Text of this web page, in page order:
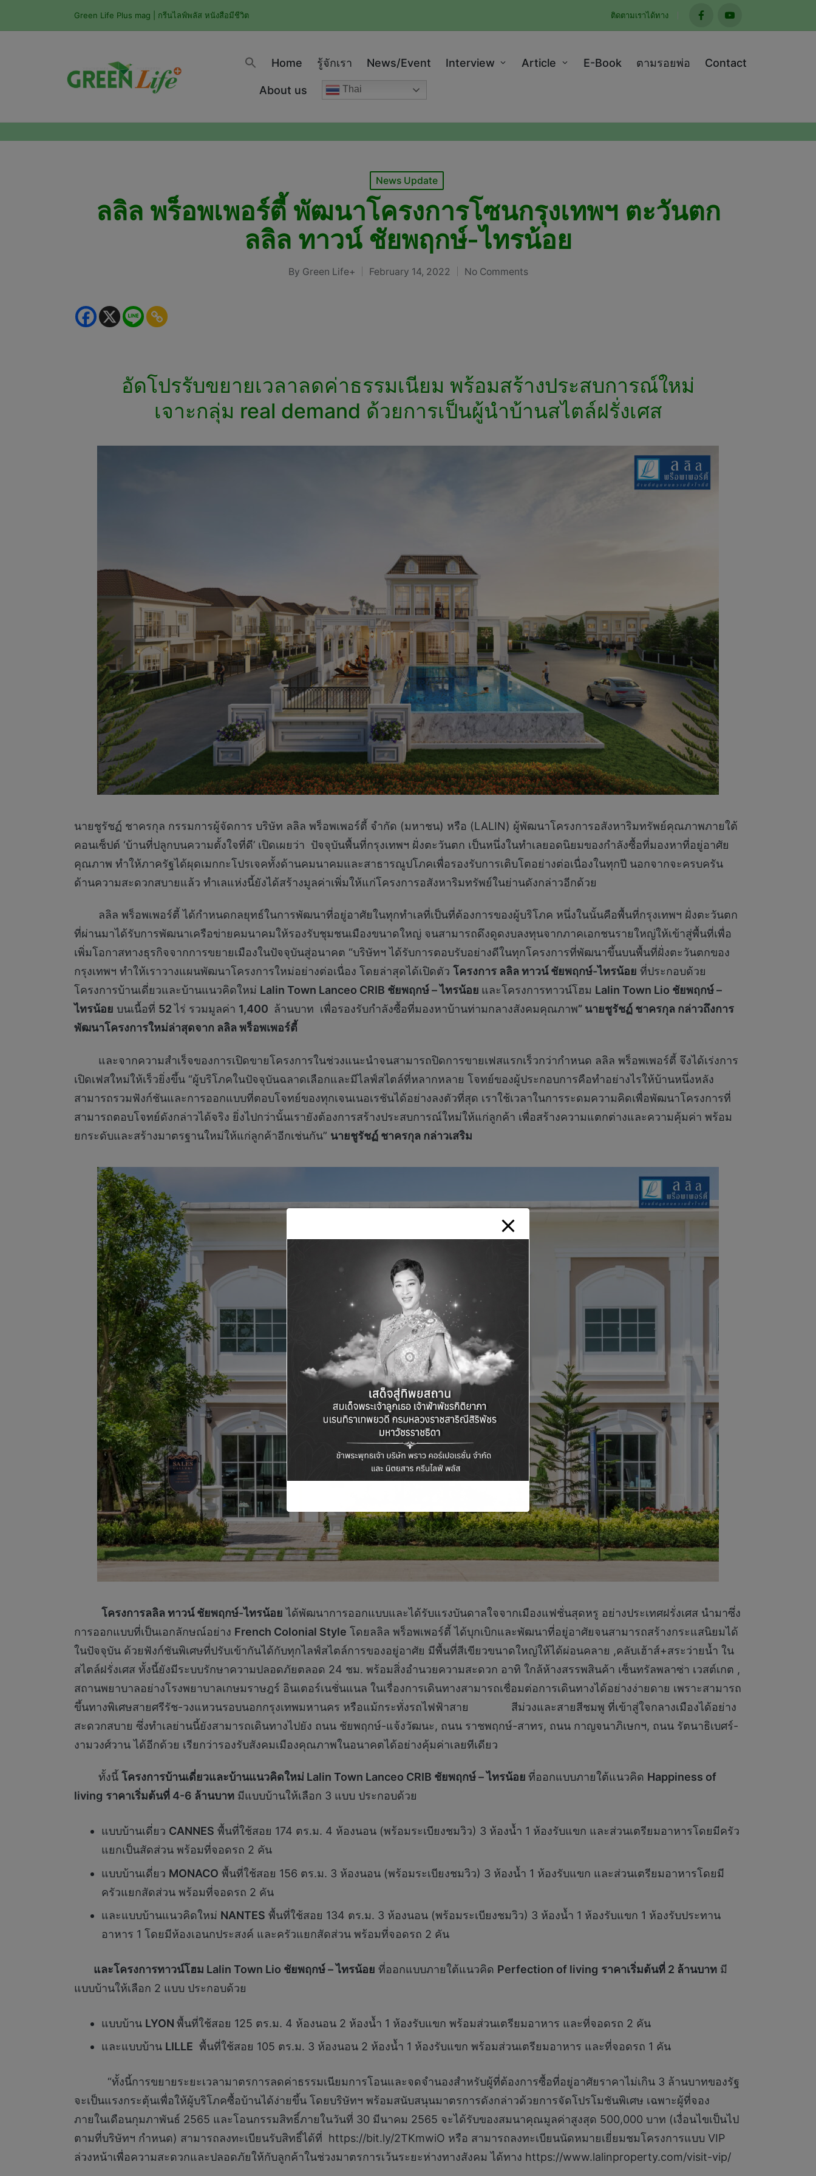
Green Life Plus mag | กรีนไลฟ์พลัส หนังสือมีชีวิต ติดตามเราได้ทาง
facebookyoutube
Home รู้จักเรา News/Event Interview Article E-Book ตามรอยพ่อ Contact
About us Thai
Posted
in
News Update
ลลิล พร็อพเพอร์ตี้ พัฒนาโครงการโซนกรุงเทพฯ ตะวันตก
ลลิล ทาวน์ ชัยพฤกษ์-ไทรน้อย
Posted
By Green Life+ February 14, 2022 No Comments
อัดโปรรับขยายเวลาลดค่าธรรมเนียม พร้อมสร้างประสบการณ์ใหม่
เจาะกลุ่ม real demand ด้วยการเป็นผู้นำบ้านสไตล์ฝรั่งเศส
นายชูรัชฏ์ ชาครกุล กรรมการผู้จัดการ บริษัท ลลิล พร็อพเพอร์ตี้ จำกัด (มหาชน) หรือ (LALIN) ผู้พัฒนาโครงการอสังหาริมทรัพย์คุณภาพภายใต้
คอนเซ็ปต์ ‘บ้านที่ปลูกบนความตั้งใจที่ดี’ เปิดเผยว่า ปัจจุบันพื้นที่กรุงเทพฯ ฝั่งตะวันตก เป็นหนึ่งในทำเลยอดนิยมของกำลังซื้อที่มองหาที่อยู่อาศัย
คุณภาพ ทำให้ภาครัฐได้ผุดเมกกะโปรเจคทั้งด้านคมนาคมและสาธารณูปโภคเพื่อรองรับการเติบโตอย่างต่อเนื่องในทุกปี นอกจากจะครบครัน
ด้านความสะดวกสบายแล้ว ทำเลแห่งนี้ยังได้สร้างมูลค่าเพิ่มให้แก่โครงการอสังหาริมทรัพย์ในย่านดังกล่าวอีกด้วย
ลลิล พร็อพเพอร์ตี้ ได้กำหนดกลยุทธ์ในการพัฒนาที่อยู่อาศัยในทุกทำเลที่เป็นที่ต้องการของผู้บริโภค หนึ่งในนั้นคือพื้นที่กรุงเทพฯ ฝั่งตะวันตก
ที่ผ่านมาได้รับการพัฒนาเครือข่ายคมนาคมให้รองรับชุมชนเมืองขนาดใหญ่ จนสามารถดึงดูดงบลงทุนจากภาคเอกชนรายใหญ่ให้เข้าสู่พื้นที่เพื่อ
เพิ่มโอกาสทางธุรกิจจากการขยายเมืองในปัจจุบันสู่อนาคต “บริษัทฯ ได้รับการตอบรับอย่างดีในทุกโครงการที่พัฒนาขึ้นบนพื้นที่ฝั่งตะวันตกของ
กรุงเทพฯ ทำให้เราวางแผนพัฒนาโครงการใหม่อย่างต่อเนื่อง โดยล่าสุดได้เปิดตัว โครงการ ลลิล ทาวน์ ชัยพฤกษ์-ไทรน้อย ที่ประกอบด้วย
โครงการบ้านเดี่ยวและบ้านแนวคิดใหม่ Lalin Town Lanceo CRIB ชัยพฤกษ์ – ไทรน้อย และโครงการทาวน์โฮม Lalin Town Lio ชัยพฤกษ์ –
ไทรน้อย บนเนื้อที่ 52ไร่ รวมมูลค่า 1,400 ล้านบาท เพื่อรองรับกำลังซื้อที่มองหาบ้านท่ามกลางสังคมคุณภาพ” นายชูรัชฏ์ ชาครกุล กล่าวถึงการ
พัฒนาโครงการใหม่ล่าสุดจาก ลลิล พร็อพเพอร์ตี้
และจากความสำเร็จของการเปิดขายโครงการในช่วงแนะนำจนสามารถปิดการขายเฟสแรกเร็วกว่ากำหนด ลลิล พร็อพเพอร์ตี้ จึงได้เร่งการ
เปิดเฟสใหม่ให้เร็วยิ่งขึ้น “ผู้บริโภคในปัจจุบันฉลาดเลือกและมีไลฟ์สไตล์ที่หลากหลาย โจทย์ของผู้ประกอบการคือทำอย่างไรให้บ้านหนึ่งหลัง
สามารถรวมฟังก์ชันและการออกแบบที่ตอบโจทย์ของทุกเจนเนอเรชันได้อย่างลงตัวที่สุด เราใช้เวลาในการระดมความคิดเพื่อพัฒนาโครงการที่
สามารถตอบโจทย์ดังกล่าวได้จริง ยิ่งไปกว่านั้นเรายังต้องการสร้างประสบการณ์ใหม่ให้แก่ลูกค้า เพื่อสร้างความแตกต่างและความคุ้มค่า พร้อม
ยกระดับและสร้างมาตรฐานใหม่ให้แก่ลูกค้าอีกเช่นกัน” นายชูรัชฏ์ ชาครกุล กล่าวเสริม
โครงการลลิล ทาวน์ ชัยพฤกษ์-ไทรน้อย ได้พัฒนาการออกแบบและได้รับแรงบันดาลใจจากเมืองแฟชั่นสุดหรู อย่างประเทศฝรั่งเศส นำมาซึ่ง
การออกแบบที่เป็นเอกลักษณ์อย่าง French Colonial Style โดยลลิล พร็อพเพอร์ตี้ ได้บุกเบิกและพัฒนาที่อยู่อาศัยจนสามารถสร้างกระแสนิยมได้
ในปัจจุบัน ด้วยฟังก์ชันพิเศษที่ปรับเข้ากันได้กับทุกไลฟ์สไตล์การของอยู่อาศัย มีพื้นที่สีเขียวขนาดใหญ่ให้ได้ผ่อนคลาย ,คลับเฮ้าส์+สระว่ายน้ำ ใน
สไตล์ฝรั่งเศส ทั้งนี้ยังมีระบบรักษาความปลอดภัยตลอด 24 ชม. พร้อมสิ่งอำนวยความสะดวก อาทิ ใกล้ห้างสรรพสินค้า เซ็นทรัลพลาซ่า เวสต์เกต ,
สถานพยาบาลอย่างโรงพยาบาลเกษมราษฎร์ อินเตอร์เนชั่นแนล ในเรื่องการเดินทางสามารถเชื่อมต่อการเดินทางได้อย่างง่ายดาย เพราะสามารถ
ขึ้นทางพิเศษสายศรีรัช-วงแหวนรอบนอกกรุงเทพมหานคร หรือแม้กระทั่งรถไฟฟ้าสาย สีม่วงและสายสีชมพู ที่เข้าสู่ใจกลางเมืองได้อย่าง
สะดวกสบาย ซึ่งทำเลย่านนี้ยังสามารถเดินทางไปยัง ถนน ชัยพฤกษ์-แจ้งวัฒนะ, ถนน ราชพฤกษ์-สาทร, ถนน กาญจนาภิเษกฯ, ถนน รัตนาธิเบศร์-
งามวงศ์วาน ได้อีกด้วย เรียกว่ารองรับสังคมเมืองคุณภาพในอนาคตได้อย่างคุ้มค่าเลยทีเดียว
ทั้งนี้ โครงการบ้านเดี่ยวและบ้านแนวคิดใหม่ Lalin Town Lanceo CRIB ชัยพฤกษ์ – ไทรน้อย ที่ออกแบบภายใต้แนวคิด Happiness of
living ราคาเริ่มต้นที่ 4-6 ล้านบาท มีแบบบ้านให้เลือก 3 แบบ ประกอบด้วย
แบบบ้านเดี่ยว CANNES พื้นที่ใช้สอย 174 ตร.ม. 4 ห้องนอน (พร้อมระเบียงชมวิว) 3 ห้องน้ำ 1 ห้องรับแขก และส่วนเตรียมอาหารโดยมีครัว
แยกเป็นสัดส่วน พร้อมที่จอดรถ 2 คัน
แบบบ้านเดี่ยว MONACO พื้นที่ใช้สอย 156 ตร.ม. 3 ห้องนอน (พร้อมระเบียงชมวิว) 3 ห้องน้ำ 1 ห้องรับแขก และส่วนเตรียมอาหารโดยมี
ครัวแยกสัดส่วน พร้อมที่จอดรถ 2 คัน
และแบบบ้านแนวคิดใหม่ NANTES พื้นที่ใช้สอย 134 ตร.ม. 3 ห้องนอน (พร้อมระเบียงชมวิว) 3 ห้องน้ำ 1 ห้องรับแขก 1 ห้องรับประทาน
อาหาร 1 โดยมีห้องเอนกประสงค์ และครัวแยกสัดส่วน พร้อมที่จอดรถ 2 คัน
และโครงการทาวน์โฮม Lalin Town Lio ชัยพฤกษ์ – ไทรน้อย ที่ออกแบบภายใต้แนวคิด Perfection of living ราคาเริ่มต้นที่ 2 ล้านบาท มี
แบบบ้านให้เลือก 2 แบบ ประกอบด้วย
แบบบ้าน LYON พื้นที่ใช้สอย 125 ตร.ม. 4 ห้องนอน 2 ห้องน้ำ 1 ห้องรับแขก พร้อมส่วนเตรียมอาหาร และที่จอดรถ 2 คัน
และแบบบ้าน LILLE พื้นที่ใช้สอย 105 ตร.ม. 3 ห้องนอน 2 ห้องน้ำ 1 ห้องรับแขก พร้อมส่วนเตรียมอาหาร และที่จอดรถ 1 คัน
“ทั้งนี้การขยายระยะเวลามาตรการลดค่าธรรมเนียมการโอนและจดจำนองสำหรับผู้ที่ต้องการซื้อที่อยู่อาศัยราคาไม่เกิน 3 ล้านบาทของรัฐ
จะเป็นแรงกระตุ้นเพื่อให้ผู้บริโภคซื้อบ้านได้ง่ายขึ้น โดยบริษัทฯ พร้อมสนับสนุนมาตรการดังกล่าวด้วยการจัดโปรโมชันพิเศษ เฉพาะผู้ที่จอง
ภายในเดือนกุมภาพันธ์ 2565 และโอนกรรมสิทธิ์ภายในวันที่ 30 มีนาคม 2565 จะได้รับของสมนาคุณมูลค่าสูงสุด 500,000 บาท (เงื่อนไขเป็นไป
ตามที่บริษัทฯ กำหนด) สามารถลงทะเบียนรับสิทธิ์ได้ที่ https://bit.ly/2TKmwiO หรือ สามารถลงทะเบียนนัดหมายเยี่ยมชมโครงการแบบ VIP
ล่วงหน้าเพื่อความสะดวกและปลอดภัยให้กับลูกค้าในช่วงมาตรการเว้นระยะห่างทางสังคม ได้ทาง https://www.lalinproperty.com/visit-vip/